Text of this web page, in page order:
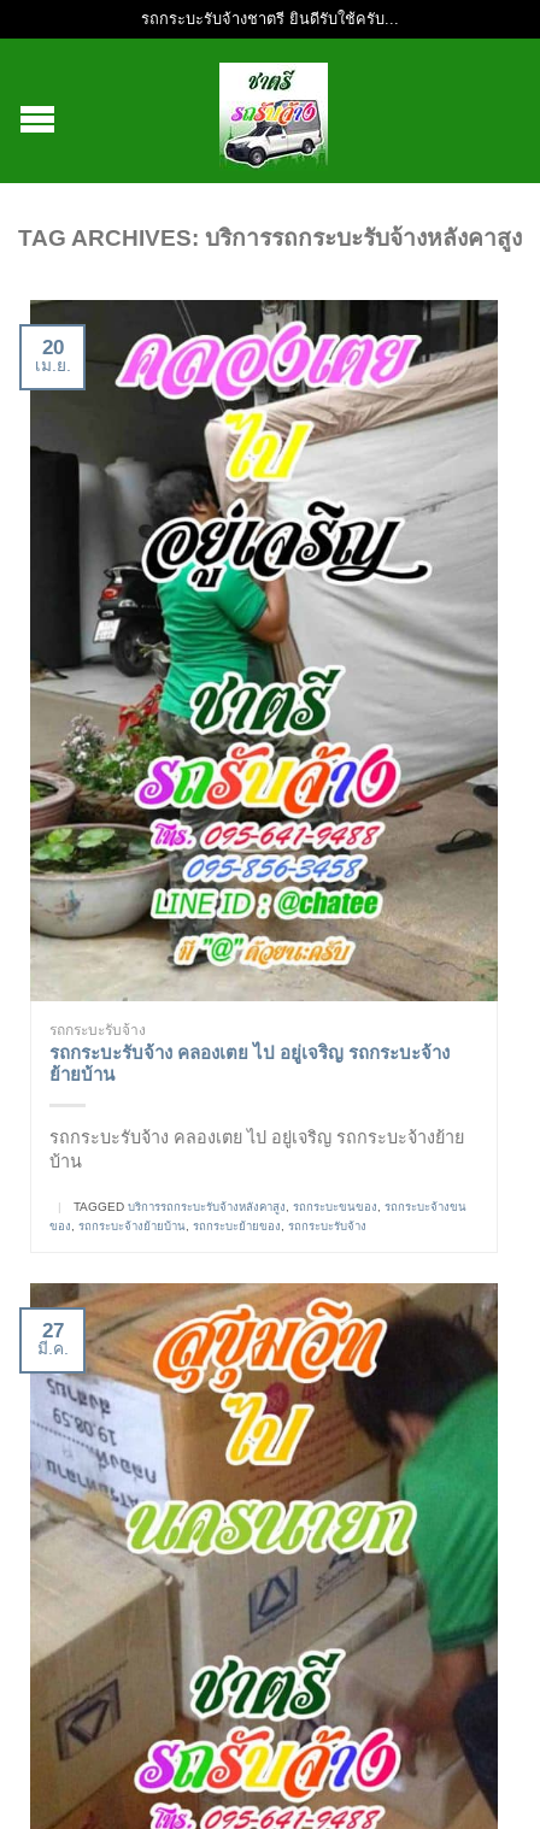
รถกระบะรับจ้างชาตรี ยินดีรับใช้ครับ...
TAG ARCHIVES: บริการรถกระบะรับจ้างหลังคาสูง
20
เม.ย.
รถกระบะรับจ้าง
รถกระบะรับจ้าง คลองเตย ไป อยู่เจริญ รถกระบะจ้าง
ย้ายบ้าน
รถกระบะรับจ้าง คลองเตย ไป อยู่เจริญ รถกระบะจ้างย้าย
บ้าน
| TAGGED บริการรถกระบะรับจ้างหลังคาสูง รถกระบะขนของ
รถกระบะจ้างขน
ของ
รถกระบะจ้างย้ายบ้าน รถกระบะย้ายของ รถกระบะรับจ้าง
27
มี.ค.